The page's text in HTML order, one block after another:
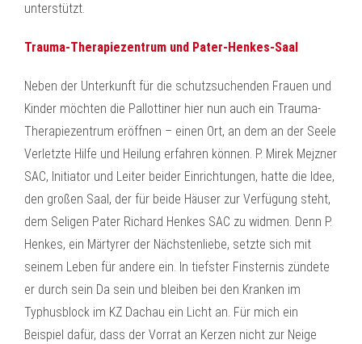
unterstützt.
Trauma-Therapiezentrum und Pater-Henkes-Saal
Neben der Unterkunft für die schutzsuchenden Frauen und
Kinder möchten die Pallottiner hier nun auch ein Trauma-
Therapiezentrum eröffnen – einen Ort, an dem an der Seele
Verletzte Hilfe und Heilung erfahren können. P. Mirek Mejzner
SAC, Initiator und Leiter beider Einrichtungen, hatte die Idee,
den großen Saal, der für beide Häuser zur Verfügung steht,
dem Seligen Pater Richard Henkes SAC zu widmen. Denn P.
Henkes, ein Märtyrer der Nächstenliebe, setzte sich mit
seinem Leben für andere ein. In tiefster Finsternis zündete
er durch sein Da sein und bleiben bei den Kranken im
Typhusblock im KZ Dachau ein Licht an. Für mich ein
Beispiel dafür, dass der Vorrat an Kerzen nicht zur Neige